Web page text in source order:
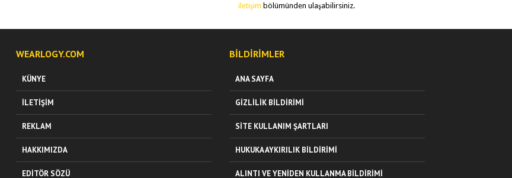
iletişim bölümünden ulaşabilirsiniz.
WEARLOGY.COM
KÜNYE
İLETIŞIM
REKLAM
HAKKIMIZDA
EDITÖR SÖZÜ
BILDIRIMLER
ANA SAYFA
GIZLILIK BILDIRIMI
SITE KULLANIM ŞARTLARI
HUKUKA AYKIRILIK BILDIRIMI
ALINTI VE YENIDEN KULLANMA BILDIRIMI